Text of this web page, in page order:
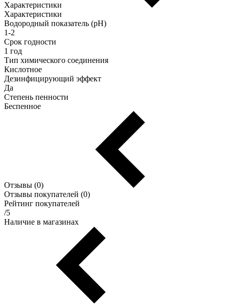
Характеристики
Характеристики
Водородный показатель (pH)
1-2
Срок годности
1 год
Тип химического соединения
Кислотное
Дезинфицирующий эффект
Да
Степень пенности
Беспенное
Отзывы (0)
Отзывы покупателей (0)
Рейтинг покупателей
/5
Наличие в магазинах